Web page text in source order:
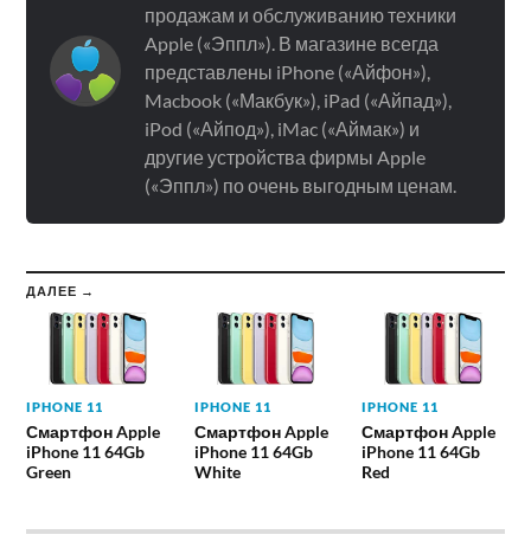
продажам и обслуживанию техники
Apple («Эппл»). В магазине всегда
представлены iPhone («Айфон»),
Macbook («Макбук»), iPad («Айпад»),
iPod («Айпод»), iMac («Аймак») и
другие устройства фирмы Apple
(«Эппл») по очень выгодным ценам.
ДАЛЕЕ →
IPHONE 11
Смартфон Apple
iPhone 11 64Gb
Green
IPHONE 11
Смартфон Apple
iPhone 11 64Gb
White
IPHONE 11
Смартфон Apple
iPhone 11 64Gb
Red